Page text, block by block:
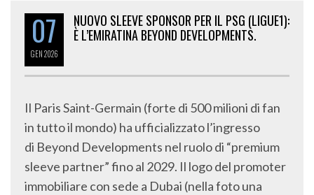
07
GEN2026
NUOVO SLEEVE SPONSOR PER IL PSG (LIGUE1):
È L’EMIRATINA BEYOND DEVELOPMENTS.
Il Paris Saint-Germain (forte di 500 milioni di fan
in tutto il mondo) ha ufficializzato l’ingresso
di Beyond Developments nel ruolo di “premium
sleeve partner” fino al 2029. Il logo del promoter
immobiliare con sede a Dubai (nella foto una